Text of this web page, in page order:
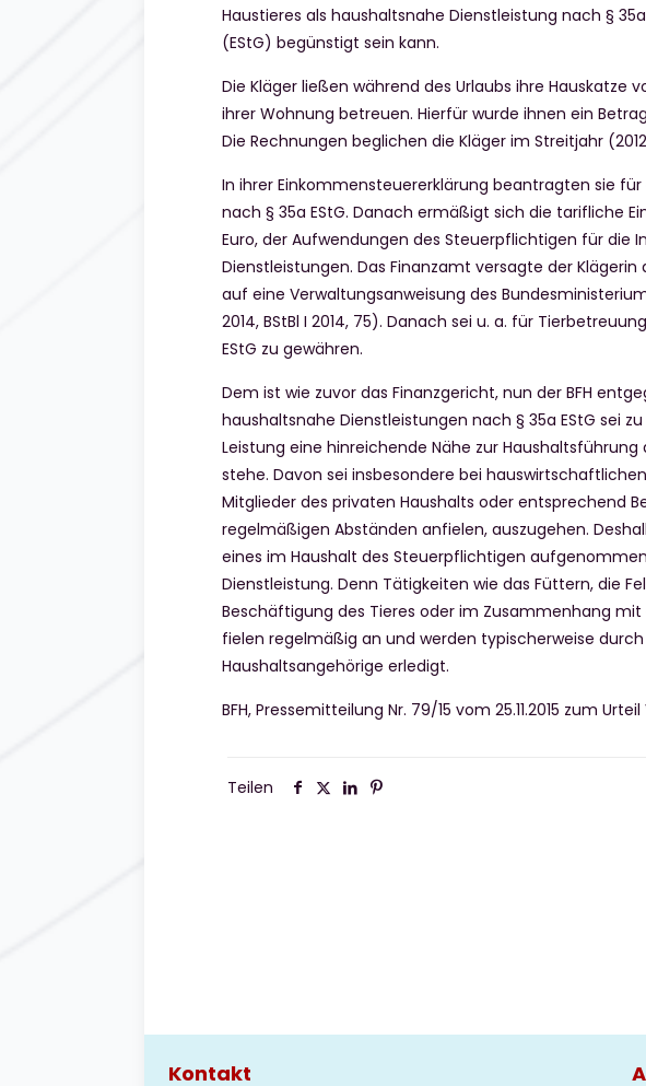
Haustieres als haushaltsnahe Dienstleistung nach §
(EStG) begünstigt sein kann.
Die Kläger ließen während des Urlaubs ihre Hauskatze
ihrer Wohnung betreuen. Hierfür wurde ihnen ein
Die Rechnungen beglichen die Kläger im Streitjahr
In ihrer Einkommensteuererklärung beantragten sie
nach § 35a EStG. Danach ermäßigt sich die tarifliche
Euro, der Aufwendungen des Steuerpflichtigen für die
Dienstleistungen. Das Finanzamt versagte der
auf eine Verwaltungsanweisung des
2014, BStBl I 2014, 75). Danach sei u. a. für
EStG zu gewähren.
Dem ist wie zuvor das Finanzgericht, nun der BFH
haushaltsnahe Dienstleistungen nach § 35a EStG sei
Leistung eine hinreichende Nähe zur
stehe. Davon sei insbesondere bei
Mitglieder des privaten Haushalts oder entsprechend
regelmäßigen Abständen anfielen, auszugehen.
eines im Haushalt des Steuerpflichtigen
Dienstleistung. Denn Tätigkeiten wie das Füttern, die
Beschäftigung des Tieres oder im Zusammenhang
fielen regelmäßig an und werden typischerweise
Haushaltsangehörige erledigt.
BFH, Pressemitteilung Nr. 79/15 vom 25.11.2015 zum Urteil
Teilen
Kontakt